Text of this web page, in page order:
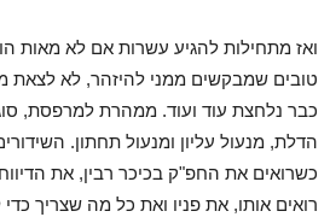
ואז מתחילות להגיע עשרות אם לא מאות
טובים שמבקשים ממני להיזהר, לא לצאת
כבר נלחצת עוד ועוד. ממהרת למרפסת,
הדלת, מנעול עליון ומנעול תחתון.
כשרואים את החפ"ק בכיכר רבין, את
רואים אותו, את פניו ואת כל מה שצריך כדי